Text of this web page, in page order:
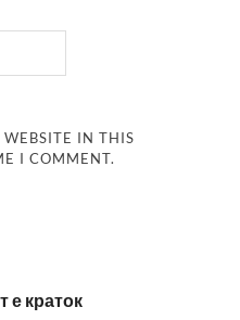
IN THIS
I COMMENT.
е краток